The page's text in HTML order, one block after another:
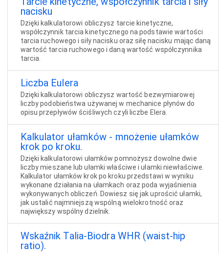
nacisku
Dzięki kalkulatorowi obliczysz tarcie kinetyczne,
współczynnik tarcia kinetycznego na podstawie wartości
tarcia ruchowego i siły nacisku oraz siłę nacisku mając daną
wartość tarcia ruchowego i daną wartość współczynnika
tarcia.
Liczba Eulera
Dzięki kalkulatorowi obliczysz wartość bezwymiarowej
liczby podobieństwa używanej w mechanice płynów do
opisu przepływów ściśliwych czyli liczbe Elera.
Kalkulator ułamków - mnożenie ułamków
krok po kroku.
Dzięki kalkulatorowi ułamków pomnożysz dowolne dwie
liczby mieszane lub ułamki właściwe i ułamki niewłaściwe.
Kalkulator ułamków krok po kroku przedstawi w wyniku
wykonane działania na ułamkach oraz poda wyjaśnienia
wykonywanych obliczeń. Dowiesz się jak uprościć ułamki,
jak ustalić najmniejszą wspólną wielokrotność oraz
największy wspólny dzielnik.
Wskaźnik Talia-Biodra WHR (waist-hip
ratio).